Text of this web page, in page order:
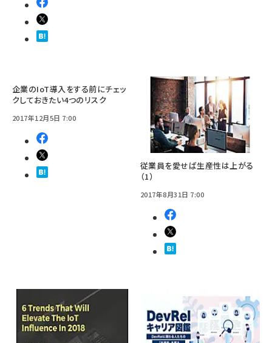
企業のIoT導入をする前にチェッ
クしておきたい4つのリスク
2017年12月5日 7:00
従業員を愛せば生産性は上がる
（1）
2017年8月31日 7:00